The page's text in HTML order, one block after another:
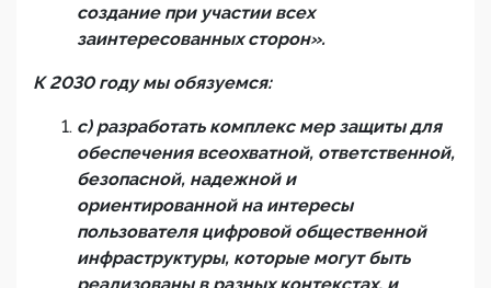
создание при участии всех
заинтересованных сторон».
К 2030 году мы обязуемся:
c) разработать комплекс мер защиты для
обеспечения всеохватной, ответственной,
безопасной, надежной и
ориентированной на интересы
пользователя цифровой общественной
инфраструктуры, которые могут быть